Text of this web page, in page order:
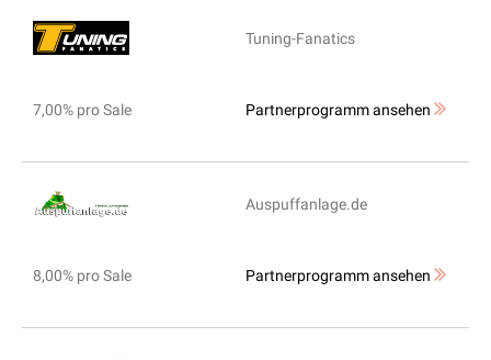
Tuning-Fanatics
7,00% pro Sale Partnerprogramm ansehen
Auspuffanlage.de
8,00% pro Sale Partnerprogramm ansehen